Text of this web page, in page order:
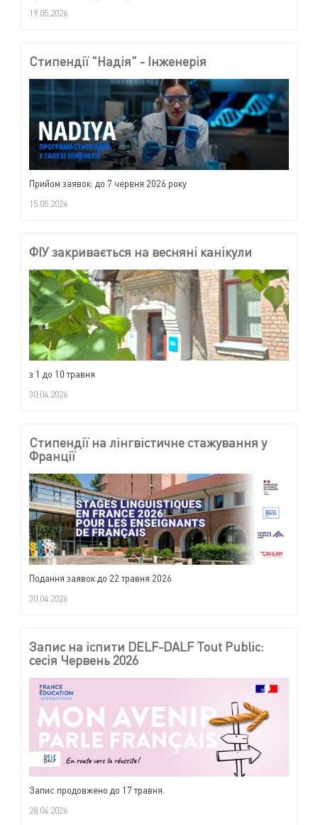
19.05.2026
Стипендії "Надія" - Інженерія
Прийом заявок: до 7 червня 2026 року
15.05.2026
ФІУ закривається на весняні канікули
з 1 до 10 травня
30.04.2026
Стипендії на лінгвістичне стажування у
Франції
Подання заявок до 22 травня 2026
30.04.2026
Запис на іспити DELF-DALF Tout Public:
сесія Червень 2026
Запис продовжено до 17 травня.
28.04.2026